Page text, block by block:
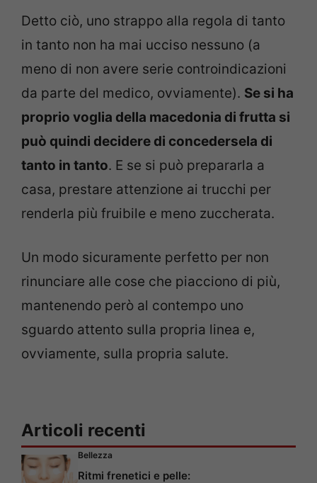
Detto ciò, uno strappo alla regola di tanto
in tanto non ha mai ucciso nessuno (a
meno di non avere serie controindicazioni
da parte del medico, ovviamente). Se si ha
proprio voglia della macedonia di frutta si
può quindi decidere di concedersela di
tanto in tanto. E se si può prepararla a
casa, prestare attenzione ai trucchi per
renderla più fruibile e meno zuccherata.
Un modo sicuramente perfetto per non
rinunciare alle cose che piacciono di più,
mantenendo però al contempo uno
sguardo attento sulla propria linea e,
ovviamente, sulla propria salute.
Articoli recenti
Bellezza
Ritmi frenetici e pelle: